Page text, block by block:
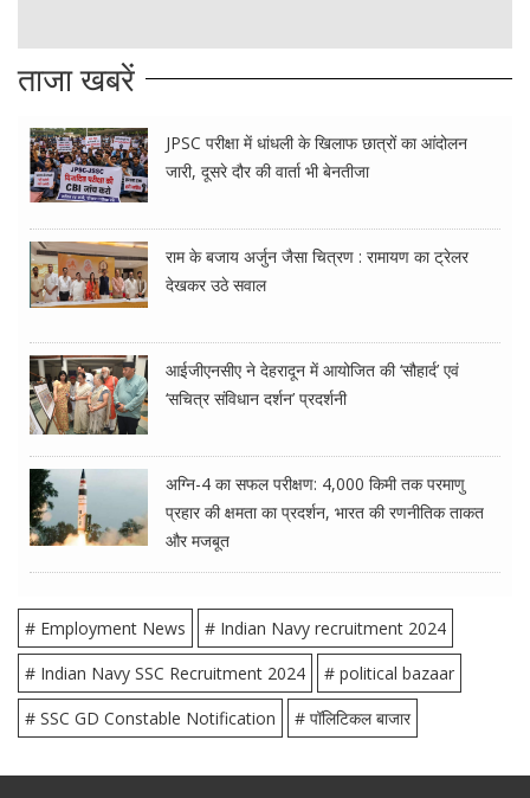
ताजा खबरें
JPSC परीक्षा में धांधली के खिलाफ छात्रों का आंदोलन
जारी, दूसरे दौर की वार्ता भी बेनतीजा
राम के बजाय अर्जुन जैसा चित्रण : रामायण का ट्रेलर
देखकर उठे सवाल
आईजीएनसीए ने देहरादून में आयोजित की ‘सौहार्द’ एवं
‘सचित्र संविधान दर्शन’ प्रदर्शनी
अग्नि-4 का सफल परीक्षण: 4,000 किमी तक परमाणु
प्रहार की क्षमता का प्रदर्शन, भारत की रणनीतिक ताकत
और मजबूत
# Employment News
# Indian Navy recruitment 2024
# Indian Navy SSC Recruitment 2024
# political bazaar
# SSC GD Constable Notification
# पॉलिटिकल बाजार